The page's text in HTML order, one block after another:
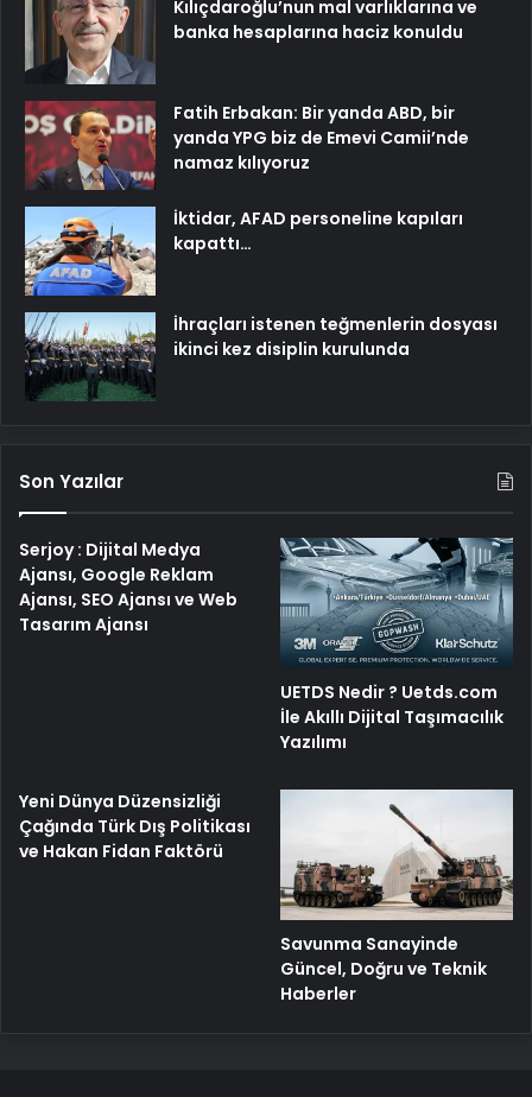
Kılıçdaroğlu’nun mal varlıklarına ve
banka hesaplarına haciz konuldu
Fatih Erbakan: Bir yanda ABD, bir
yanda YPG biz de Emevi Camii’nde
namaz kılıyoruz
İktidar, AFAD personeline kapıları
kapattı…
İhraçları istenen teğmenlerin dosyası
ikinci kez disiplin kurulunda
Son Yazılar
Serjoy : Dijital Medya
Ajansı, Google Reklam
Ajansı, SEO Ajansı ve Web
Tasarım Ajansı
UETDS Nedir ? Uetds.com
İle Akıllı Dijital Taşımacılık
Yazılımı
Yeni Dünya Düzensizliği
Çağında Türk Dış Politikası
ve Hakan Fidan Faktörü
Savunma Sanayinde
Güncel, Doğru ve Teknik
Haberler